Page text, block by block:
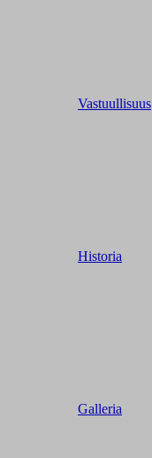
Vastuullisuus
Historia
Galleria